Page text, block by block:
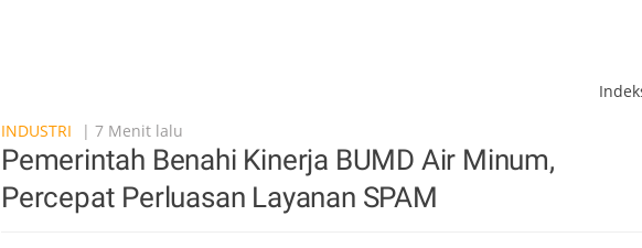
INDUSTRI
| 7 Menit lalu
Pemerintah Benahi Kinerja BUMD Air Minum,
Percepat Perluasan Layanan SPAM